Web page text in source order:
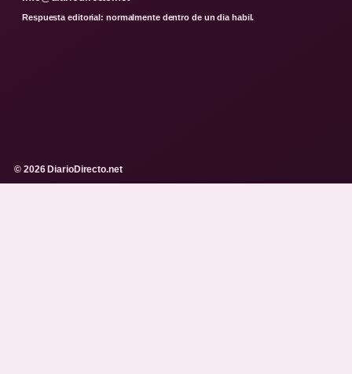
Respuesta editorial: normalmente dentro de un dia habil.
© 2026 DiarioDirecto.net